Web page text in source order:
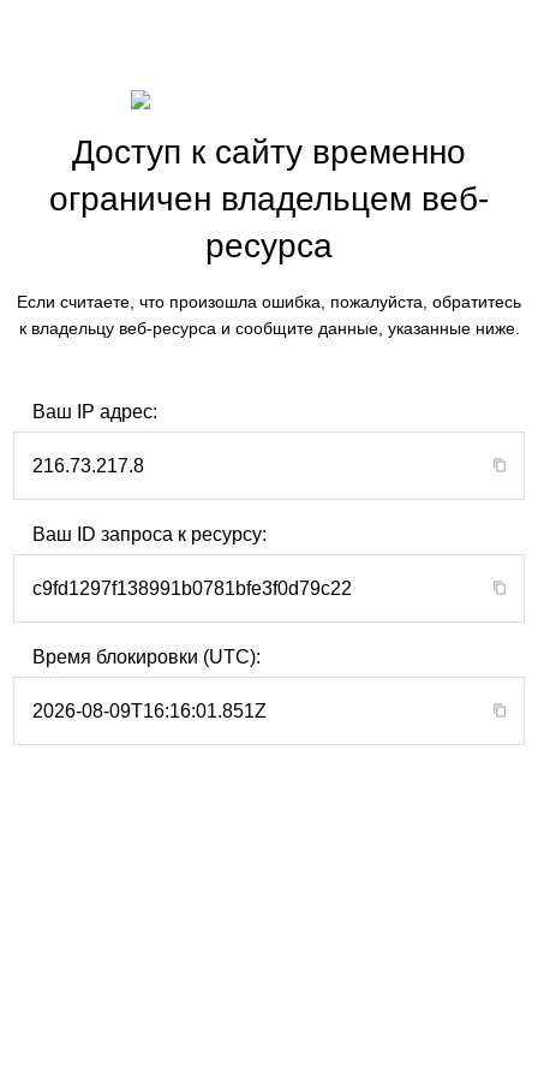
Доступ к сайту временно
ограничен владельцем веб-
ресурса
Если считаете, что произошла ошибка, пожалуйста, обратитесь
к владельцу веб-ресурса и сообщите данные, указанные ниже.
Ваш IP адрес:
216.73.217.8
Ваш ID запроса к ресурсу:
c9fd1297f138991b0781bfe3f0d79c22
Время блокировки (UTC):
2026-08-09T16:16:01.851Z